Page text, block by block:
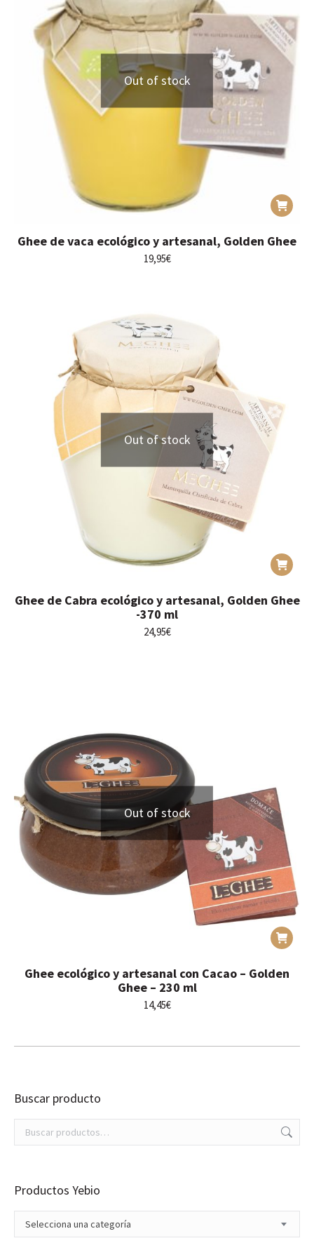
Out of stock
Ghee de vaca ecológico y artesanal, Golden Ghee
19,95€
Out of stock
Ghee de Cabra ecológico y artesanal, Golden Ghee
-370 ml
24,95€
Out of stock
Ghee ecológico y artesanal con Cacao – Golden
Ghee – 230 ml
14,45€
Buscar producto
Productos Yebio
Selecciona una categoría